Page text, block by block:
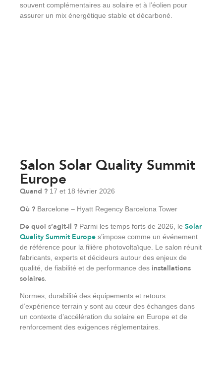
souvent complémentaires au solaire et à l’éolien pour
assurer un mix énergétique stable et décarboné.
Salon Solar Quality Summit
Europe
Quand ? 17 et 18 février 2026
Où ? Barcelone – Hyatt Regency Barcelona Tower
De quoi s’agit-il ? Parmi les temps forts de 2026, le Solar
Quality Summit Europe s’impose comme un événement
de référence pour la filière photovoltaïque. Le salon réunit
fabricants, experts et décideurs autour des enjeux de
qualité, de fiabilité et de performance des installations
solaires
Normes, durabilité des équipements et retours
d’expérience terrain y sont au cœur des échanges dans
un contexte d’accélération du solaire en Europe et de
renforcement des exigences réglementaires.